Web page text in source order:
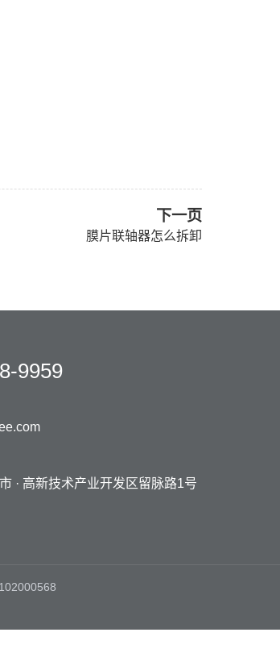
下一页
膜片联轴器怎么拆卸
9959
· 高新技术产业开发区留脉路1号